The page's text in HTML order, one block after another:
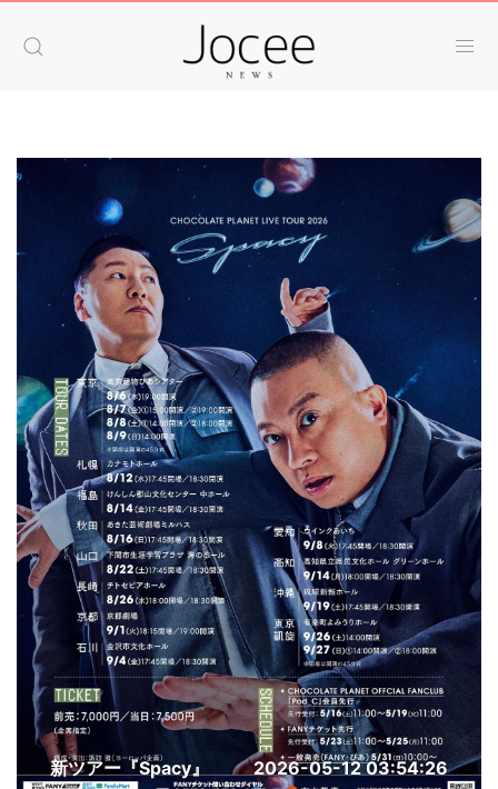
新ツアー『Spacy』 2026-05-12 03:54:26